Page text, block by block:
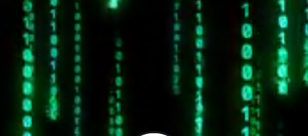
ΕΡΓΑ
ΑΡΘΡΑ
ΕΠΙΚΟΙΝΩΝΙΑ
ENGLISH